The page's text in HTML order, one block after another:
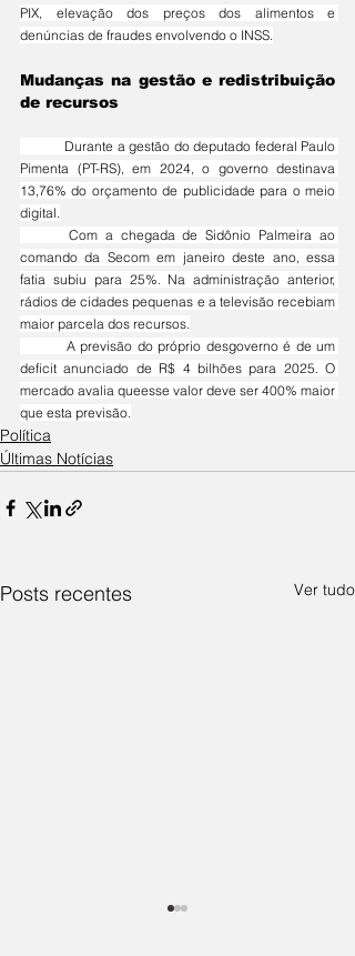
PIX, elevação dos preços dos alimentos e
denúncias de fraudes envolvendo o INSS.
Mudanças na gestão e redistribuição
de recursos
Pimenta (PT-RS), em 2024, o governo destinava
13,76% do orçamento de publicidade para o meio
digital.
comando da Secom em janeiro deste ano, essa
fatia subiu para 25%. Na administração anterior,
rádios de cidades pequenas e a televisão recebiam
maior parcela dos recursos.
deficit anunciado de R$ 4 bilhões para 2025. O
mercado avalia queesse valor deve ser 400% maior
que esta previsão.
Política
Últimas Notícias
Posts recentes Ver tudo